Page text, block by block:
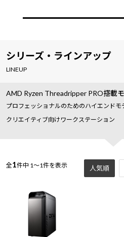
シリーズ・ラインアップ
LINEUP
AMD Ryzen Threadripper PRO搭載
プロフェッショナルのためのハイエンドモ
クリエイティブ向けワークステーション
全1件中 1～1件を表示 人気順